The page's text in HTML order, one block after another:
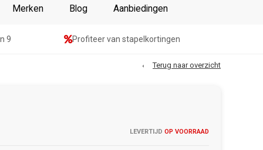
Merken Blog Aanbiedingen
9 Profiteer van stapelkortingen
Terug naar overzicht
LEVERTIJD OP VOORRAAD